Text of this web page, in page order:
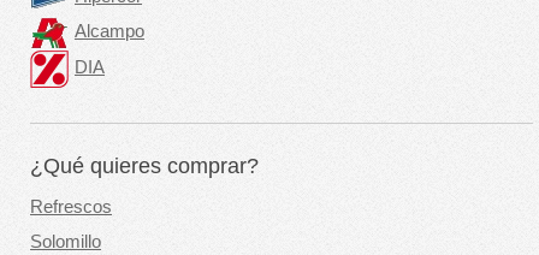
Alcampo
DIA
¿Qué quieres comprar?
Refrescos
Solomillo